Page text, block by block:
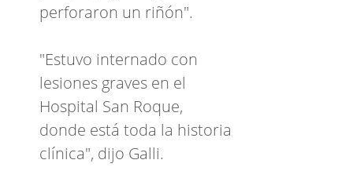
perforaron un riñón".
"Estuvo internado con
lesiones graves en el
Hospital San Roque,
donde está toda la historia
clínica", dijo Galli.